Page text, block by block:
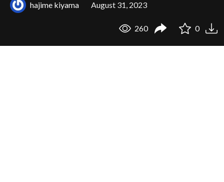
hajime kiyama August 31, 2023
260 0